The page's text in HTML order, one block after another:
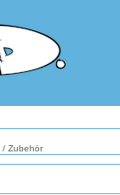
/ Zubehör